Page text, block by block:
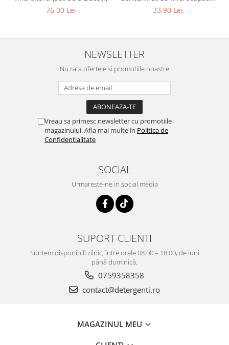
76,00 Lei
Carezza 1L
33,90 Lei
NEWSLETTER
Nu rata ofertele si promotiile noastre
Vreau sa primesc newsletter cu promotiile
magazinului. Afla mai multe in Politica de
Confidentialitate
SOCIAL
Urmareste-ne in social media
SUPORT CLIENTI
Suntem disponibili zilnic, între orele 08:00 – 18:00, de luni
până duminică.
0759358358
contact@detergenti.ro
MAGAZINUL MEU